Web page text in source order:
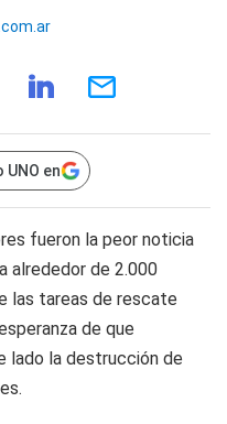
UNO en
fueron la peor noticia
alrededor de 2.000
las tareas de rescate
de que
lado la destrucción de